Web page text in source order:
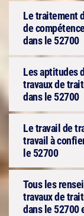
Le traitement
de
dans le 52700
Les aptitudes
travaux de
dans le 52700
Le travail de
travail à
le 52700
Tous les
travaux de
dans le 52700